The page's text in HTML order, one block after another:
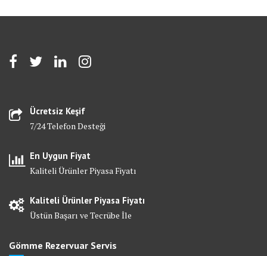
Ücretsiz Keşif
7/24 Telefon Desteği
En Uygun Fiyat
Kaliteli Ürünler Piyasa Fiyatı
Kaliteli Ürünler Piyasa Fiyatı
Üstün Başarı ve Tecrübe İle
Gömme Rezervuar Servis